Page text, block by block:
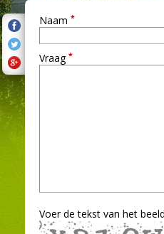
Naam *
Vraag *
Voer de tekst van het